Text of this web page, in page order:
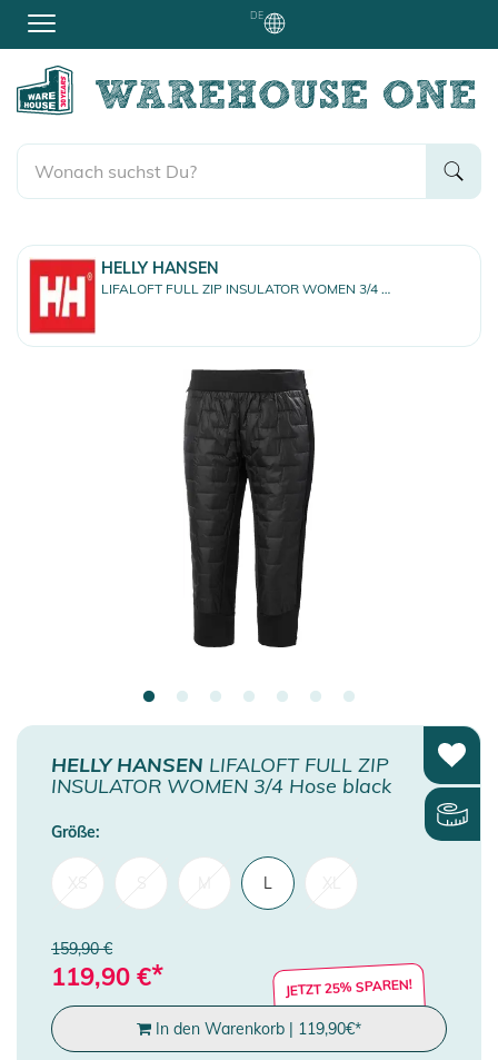
DE
HELLY HANSEN
LIFALOFT FULL ZIP INSULATOR WOMEN 3/4 Hose black
HELLY HANSEN LIFALOFT FULL ZIP
INSULATOR WOMEN 3/4 Hose black
Größe:
L
159,90 €
119,90 €* JETZT 25% SPAREN!
In den Warenkorb | 119,90€*